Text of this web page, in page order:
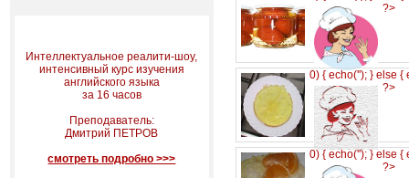
Интеллектуальное реалити-шоу,
интенсивный курс изучения
английского языка
за 16 часов
Преподаватель:
Дмитрий ПЕТРОВ
смотреть подробно >>>
?>
0) { echo(''); } else {
?>
0) { echo(''); } else {
?>